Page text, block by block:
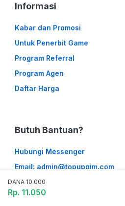
Informasi
Kabar dan Promosi
Untuk Penerbit Game
Program Referral
Program Agen
Daftar Harga
Butuh Bantuan?
Hubungi Messenger
Email: admin@topupgim.com
Kritik dan Saran
DANA 10.000
Rp. 11.050